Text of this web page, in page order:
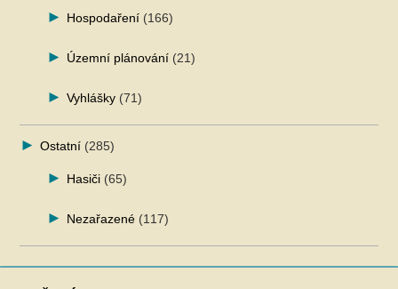
Hospodaření (166)
Územní plánování (21)
Vyhlášky (71)
Ostatní (285)
Hasiči (65)
Nezařazené (117)